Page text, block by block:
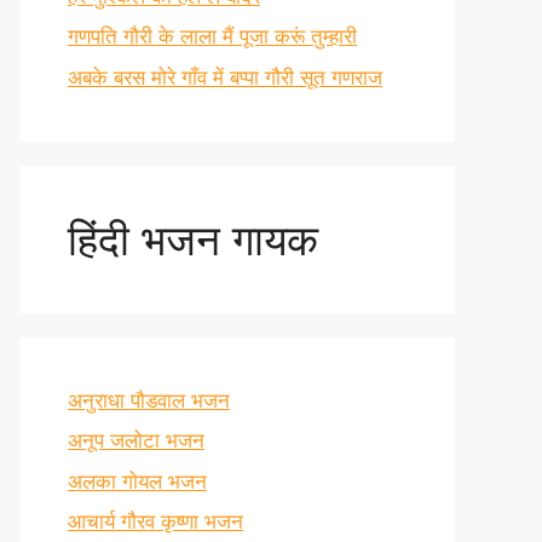
गणपति गौरी के लाला मैं पूजा करूं तुम्हारी
अबके बरस मोरे गाँव में बप्पा गौरी सूत गणराज
हिंदी भजन गायक
अनुराधा पौडवाल भजन
अनूप जलोटा भजन
अलका गोयल भजन
आचार्य गौरव कृष्णा भजन